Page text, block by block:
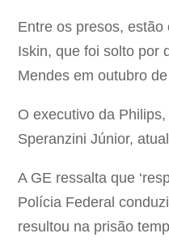
Entre os presos, estão
Iskin, que foi solto por
Mendes em outubro
O executivo da
Speranzini Júnior,
A GE ressalta que
Polícia Federal
resultou na prisão